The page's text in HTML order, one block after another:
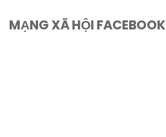
MẠNG XÃ HỘI FACEBOOK